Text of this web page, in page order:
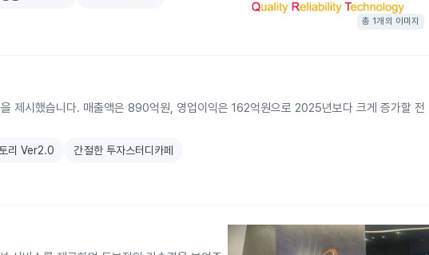
총 1개의 이미지
시했습니다. 매출액은 890억원, 영업이익은 162억원으로 2025년보다 크게 증가할 전
리 Ver2.0 간절한 투자스터디카페